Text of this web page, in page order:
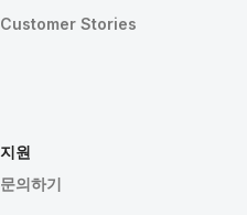
Customer Stories
지원
문의하기